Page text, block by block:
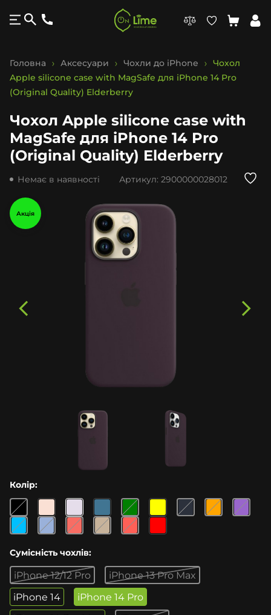
Головна Аксесуари Чохли до iPhone
Чохол
Apple silicone case with MagSafe для iPhone 14 Pro
(Original Quality) Elderberry
Чохол Apple silicone case with
MagSafe для iPhone 14 Pro
(Original Quality) Elderberry
Немає в наявності Артикул: 2900000028012
Акція
Колір:
Сумісність чохлів:
iPhone 12/12 Pro
iPhone 13 Pro Max
iPhone 14
iPhone 14 Pro